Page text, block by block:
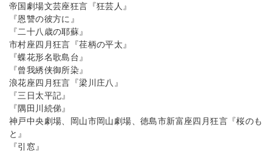
帝国劇場文芸座狂言『狂芸人』
『恩讐の彼方に』
『二十八歳の耶蘇』
市村座四月狂言『荏柄の平太』
『蝶花形名歌島台』
『曾我綉侠御所染』
浪花座四月狂言『梁川庄八』
『三日太平記』
『隅田川続俤』
神戸中央劇場、岡山市岡山劇場、徳島市新富座四月狂言『桜のも
と』
『引窓』